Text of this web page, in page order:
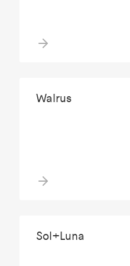
Walrus
Sol+Luna